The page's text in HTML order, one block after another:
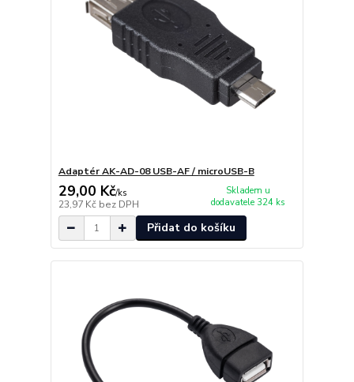
Adaptér AK-AD-08 USB-AF / microUSB-B
29,00 Kč/ks
23,97 Kč bez DPH
Skladem u
dodavatele 324 ks
Přidat do košíku